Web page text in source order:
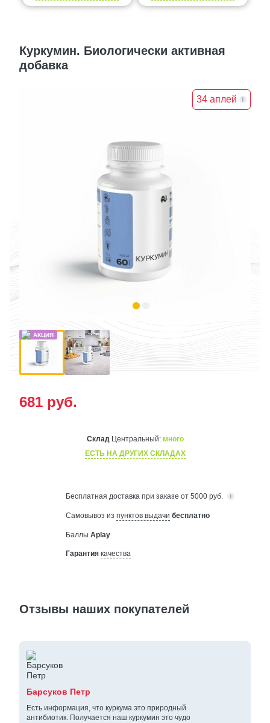
Куркумин. Биологически активная
добавка
34 аплей
681 руб.
СкладЦентральный: много
ЕСТЬ НА ДРУГИХ СКЛАДАХ
Бесплатная доставка при заказе от 5000 руб.
Самовывоз из пунктов выдачи бесплатно
Баллы Aplay
Гарантия качества
Отзывы наших покупателей
Барсуков Петр
Есть информация, что куркума это природный
антибиотик. Получается наш куркумин это чудо